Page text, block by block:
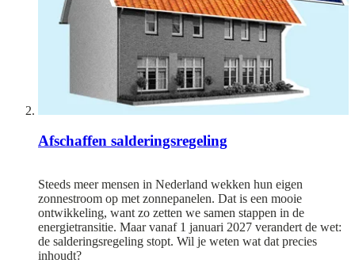
Afschaffen salderingsregeling
Steeds meer mensen in Nederland wekken hun eigen
zonnestroom op met zonnepanelen. Dat is een mooie
ontwikkeling, want zo zetten we samen stappen in de
energietransitie. Maar vanaf 1 januari 2027 verandert de wet:
de salderingsregeling stopt. Wil je weten wat dat precies
inhoudt?